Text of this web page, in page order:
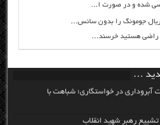
شده و در صورت ا...
راضی هستید خرسند...
…
آبروداری در خواستگاری؛ شباهت با